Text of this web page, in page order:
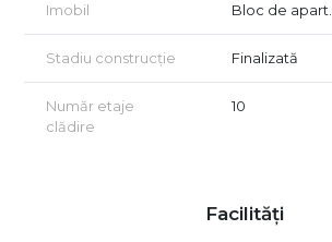
Imobil Bloc de apart.
Stadiu construcție Finalizată
Număr etaje
clădire
10
Facilități